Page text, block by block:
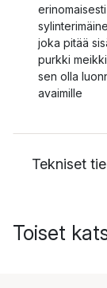
joka pitää
purkki
sen olla
avaimille
Tekniset
Toiset